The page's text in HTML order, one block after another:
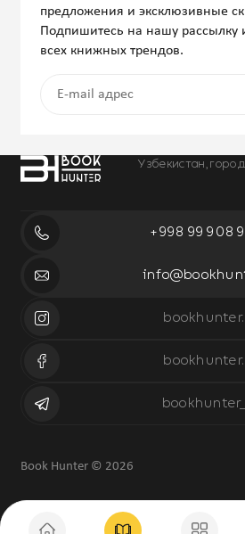
Узбекистан,
+998 99 908
предложения и эксклюзивные
Подпишитесь на нашу рассылку
всех книжных трендов.
Book Hunter © 2026